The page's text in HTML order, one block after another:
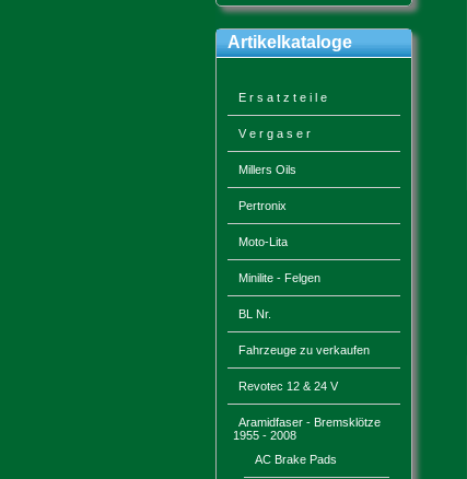
Artikelkataloge
E r s a t z t e i l e
V e r g a s e r
Millers Oils
Pertronix
Moto-Lita
Minilite - Felgen
BL Nr.
Fahrzeuge zu verkaufen
Revotec 12 & 24 V
Aramidfaser - Bremsklötze
1955 - 2008
AC Brake Pads